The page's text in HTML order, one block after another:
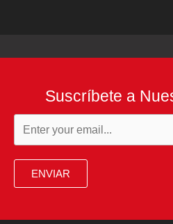
Suscríbete a
ENVIAR